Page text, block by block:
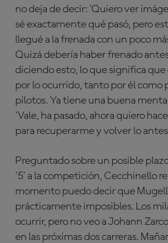
no deja de decir: 'Quiero ver
sé exactamente qué pasó, pero
llegué a la frenada con un poco
Quizá debería haber frenado
diciendo esto, lo que significa
por lo ocurrido, tanto por él como
pilotos. Ya tiene una buena
'Vale, ha pasado, ahora quiero
para recuperarme y volver lo
Preguntado sobre un posible
'5' a la competición, Cecchinello
momento puedo decir que
prácticamente imposibles. Los
ocurrir, pero no veo a Johann
en las próximas dos carreras.